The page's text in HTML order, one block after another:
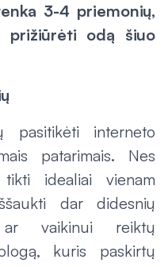
3-4 priemonių,
prižiūrėti odą šiuo
pasitikėti interneto
patarimais. Nes
idealiai vienam
dar didesnių
vaikinui reiktų
kuris paskirtų